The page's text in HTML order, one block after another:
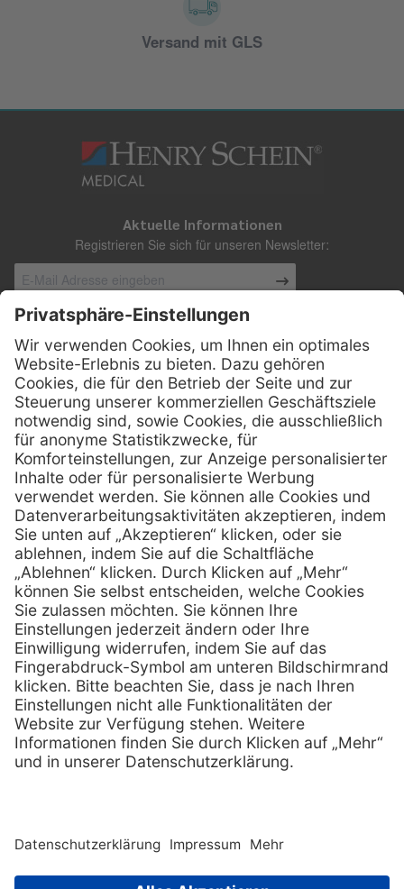
Versand mit GLS
Aktuelle Informationen
Registrieren Sie sich für unseren Newsletter:
Kontakt
Henry Schein Medical Austria GmbH
Schönbrunner Straße 297
A-1120 Wien
01 / 718 19 61 99
Telefax:01 / 718 19 61 23
E-Mail: info @ henryscheinmed.at
Services
Vorteile
Eigenmarke
Leasing
Technischer Service
Kataloge / Downloads
Hilfe
FAQs
Kontakt
Außendienst
Lob & Kritik
Retoure anmelden
Zertifikat Rechtliches
Impressum
Supplier code of